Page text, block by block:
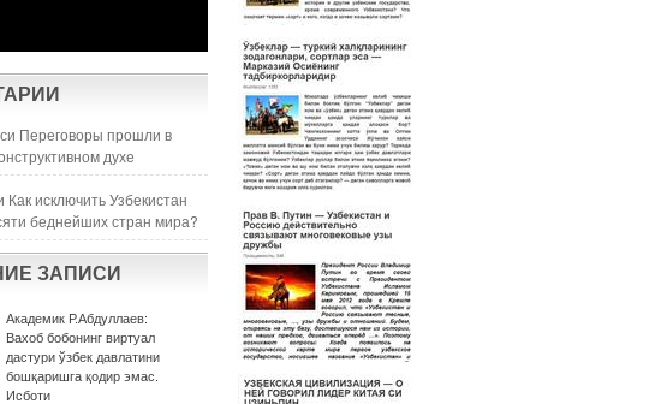
Переговоры прошли в
духе
Как исключить Узбекистан
беднейших стран мира?
ЗАПИСИ
Академик Р.Абдуллаев:
Вахоб бобонинг виртуал
дастури ўзбек давлатини
бошқаришга қодир эмас.
Исботи